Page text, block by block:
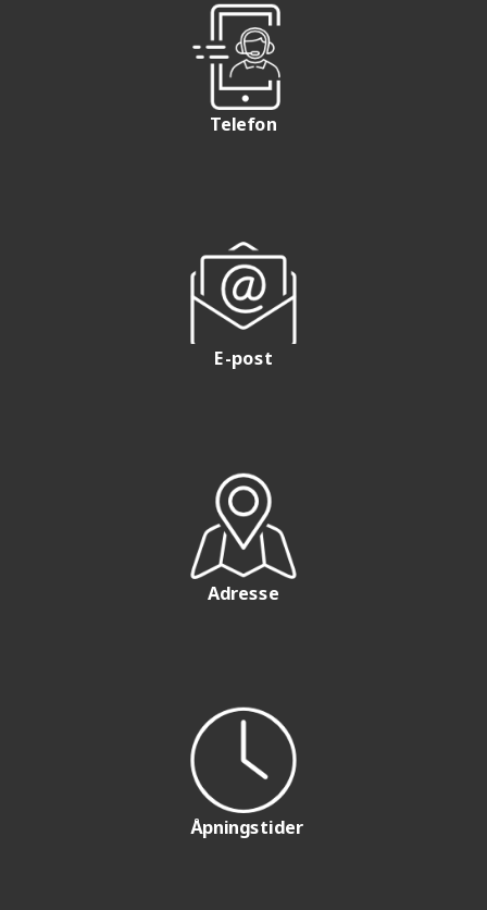
Telefon
E-post
Adresse
Åpningstider